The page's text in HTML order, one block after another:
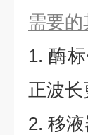
需要
1. 酶
正波长
2. 移液